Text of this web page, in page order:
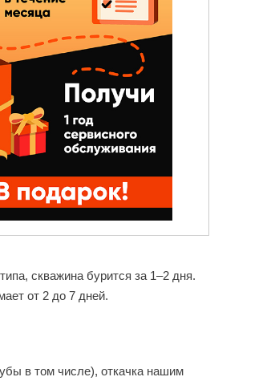
скважина бурится за 1–2 дня.
от 2 до 7 дней.
в том числе), откачка нашим